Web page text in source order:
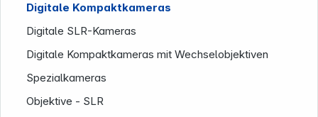
Digitale Kompaktkameras
Digitale SLR-Kameras
Digitale Kompaktkameras mit Wechselobjektiven
Spezialkameras
Objektive - SLR